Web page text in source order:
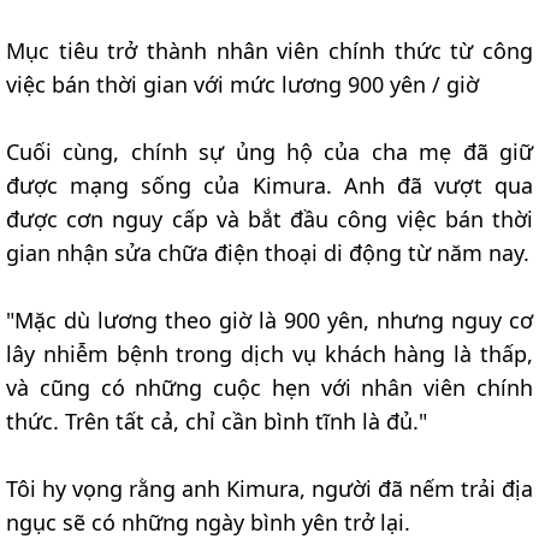
Mục tiêu trở thành nhân viên chính thức từ công
việc bán thời gian với mức lương 900 yên / giờ
Cuối cùng, chính sự ủng hộ của cha mẹ đã giữ
được mạng sống của Kimura. Anh đã vượt qua
được cơn nguy cấp và bắt đầu công việc bán thời
gian nhận sửa chữa điện thoại di động từ năm nay.
"Mặc dù lương theo giờ là 900 yên, nhưng nguy cơ
lây nhiễm bệnh trong dịch vụ khách hàng là thấp,
và cũng có những cuộc hẹn với nhân viên chính
thức. Trên tất cả, chỉ cần bình tĩnh là đủ."
Tôi hy vọng rằng anh Kimura, người đã nếm trải địa
ngục sẽ có những ngày bình yên trở lại.